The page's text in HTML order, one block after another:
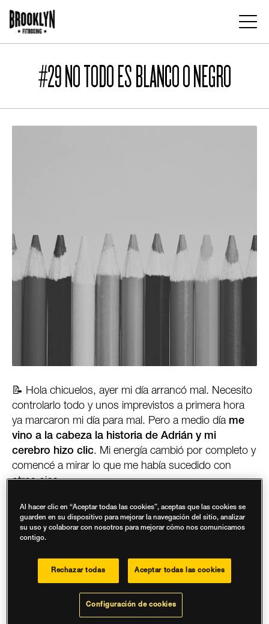
Pasar
al
Main
navigation
#29 NO TODO ES BLANCO O NEGRO
📝 Hola chicuelos, ayer mi día arrancó mal. Necesito
controlarlo todo y unos imprevistos a primera hora
ya marcaron mi día para mal. Pero a medio día me
vino a la cabeza la historia de Adrián y mi
cerebro hizo clic. Mi energía cambió por completo y
comencé a mirar lo que me había sucedido con
otros ojos.
Al hacer clic en “Aceptar todas las cookies”, aceptas que las cookies se
guarden en su dispositivo para mejorar la navegación del sitio, analizar
su uso y colaborar con nosotros para mejorar cómo nos comunicamos
contigo.
Rechazar todas Aceptar todas las cookies
Configuración de cookies